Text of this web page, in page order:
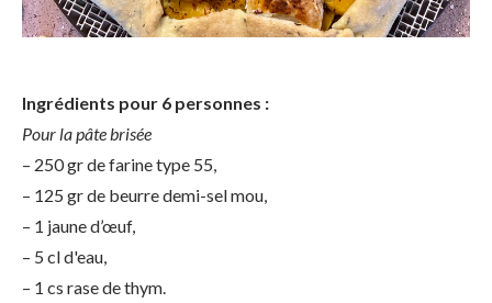
Ingrédients pour 6 personnes :
Pour la pâte brisée
– 250 gr de farine type 55,
– 125 gr de beurre demi-sel mou,
– 1 jaune d’œuf,
– 5 cl d'eau,
– 1 cs rase de thym.